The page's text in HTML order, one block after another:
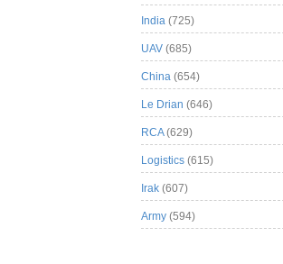
India (725)
UAV (685)
China (654)
Le Drian (646)
RCA(629)
Logistics (615)
Irak (607)
Army (594)